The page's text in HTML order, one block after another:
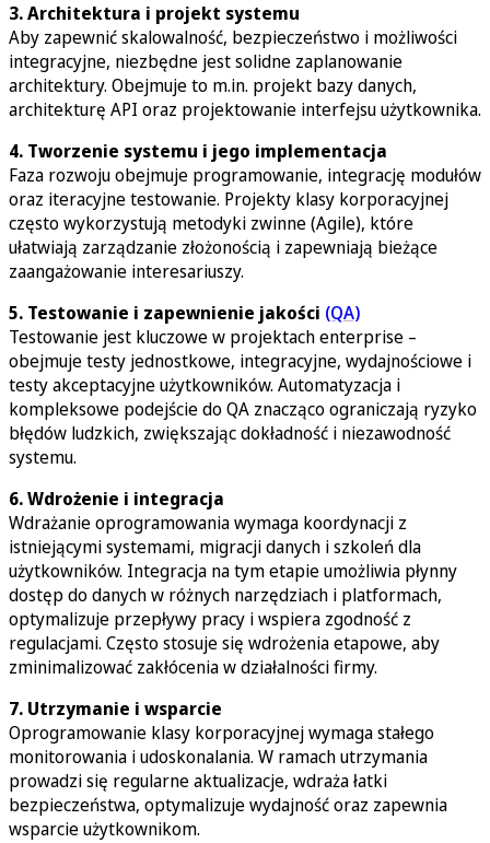
3. Architektura i projekt systemu
Aby zapewnić skalowalność, bezpieczeństwo i możliwości
integracyjne, niezbędne jest solidne zaplanowanie
architektury. Obejmuje to m.in. projekt bazy danych,
architekturę API oraz projektowanie interfejsu użytkownika.
4. Tworzenie systemu i jego implementacja
Faza rozwoju obejmuje programowanie, integrację modułów
oraz iteracyjne testowanie. Projekty klasy korporacyjnej
często wykorzystują metodyki zwinne (Agile), które
ułatwiają zarządzanie złożonością i zapewniają bieżące
zaangażowanie interesariuszy.
5. Testowanie i zapewnienie jakości (QA)
Testowanie jest kluczowe w projektach enterprise –
obejmuje testy jednostkowe, integracyjne, wydajnościowe i
testy akceptacyjne użytkowników. Automatyzacja i
kompleksowe podejście do QA znacząco ograniczają ryzyko
błędów ludzkich, zwiększając dokładność i niezawodność
systemu.
6. Wdrożenie i integracja
Wdrażanie oprogramowania wymaga koordynacji z
istniejącymi systemami, migracji danych i szkoleń dla
użytkowników. Integracja na tym etapie umożliwia płynny
dostęp do danych w różnych narzędziach i platformach,
optymalizuje przepływy pracy i wspiera zgodność z
regulacjami. Często stosuje się wdrożenia etapowe, aby
zminimalizować zakłócenia w działalności firmy.
7. Utrzymanie i wsparcie
Oprogramowanie klasy korporacyjnej wymaga stałego
monitorowania i udoskonalania. W ramach utrzymania
prowadzi się regularne aktualizacje, wdraża łatki
bezpieczeństwa, optymalizuje wydajność oraz zapewnia
wsparcie użytkownikom.